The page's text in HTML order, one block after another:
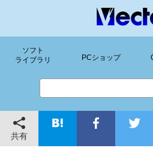
ソフト
ライブラリ
PCショップ
共有